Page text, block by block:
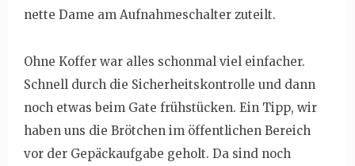
nette Dame am Aufnahmeschalter zuteilt.
Ohne Koffer war alles schonmal viel einfacher.
Schnell durch die Sicherheitskontrolle und dann
noch etwas beim Gate frühstücken. Ein Tipp, wir
haben uns die Brötchen im öffentlichen Bereich
vor der Gepäckaufgabe geholt. Da sind noch